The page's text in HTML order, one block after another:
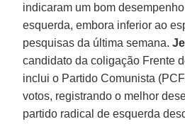
indicaram um bom
esquerda, embora inferior ao
pesquisas da última semana.
candidato da coligação Frente
inclui o Partido Comunista
votos, registrando o melhor
partido radical de esquerda